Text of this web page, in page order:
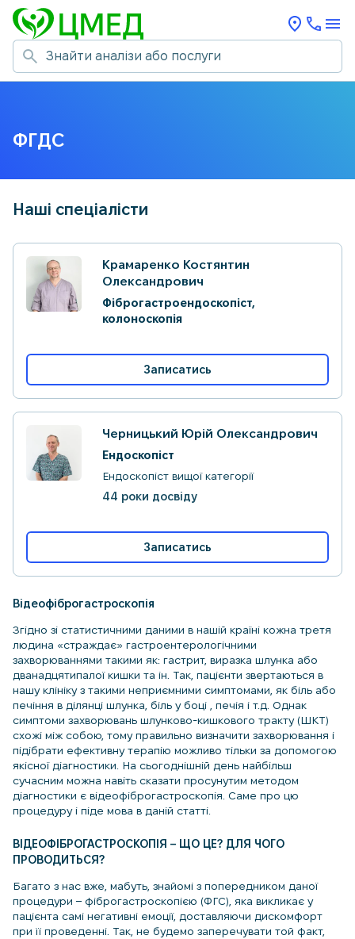
ФГДС
Наші спеціалісти
Крамаренко Костянтин
Олександрович
Фіброгастроендоскопіст,
колоноскопія
Записатись
Черницький Юрій Олександрович
Ендоскопіст
Ендоскопіст вищої категорії
44 роки досвіду
Записатись
Відеофіброгастроскопія
Згідно зі статистичними даними в нашій країні кожна третя
людина «страждає» гастроентерологічними
захворюваннями такими як: гастрит, виразка шлунка або
дванадцятипалої кишки та ін. Так, пацієнти звертаються в
нашу клініку з такими неприємними симптомами, як біль або
печіння в ділянці шлунка, біль у боці , печія і т.д. Однак
симптоми захворювань шлунково-кишкового тракту (ШКТ)
схожі між собою, тому правильно визначити захворювання і
підібрати ефективну терапію можливо тільки за допомогою
якісної діагностики. На сьогоднішній день найбільш
сучасним можна навіть сказати просунутим методом
діагностики є відеофіброгастроскопія. Саме про цю
процедуру і піде мова в даній статті.
ВІДЕОФІБРОГАСТРОСКОПІЯ – ЩО ЦЕ? ДЛЯ ЧОГО
ПРОВОДИТЬСЯ?
Багато з нас вже, мабуть, знайомі з попередником даної
процедури – фіброгастроскопією (ФГС), яка викликає у
пацієнта самі негативні емоції, доставляючи дискомфорт
при її проведенні. Так, не будемо заперечувати той факт,